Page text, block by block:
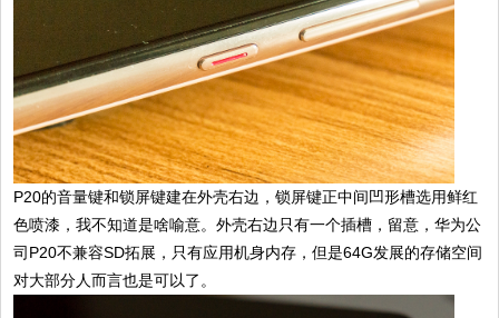
P20的音量键和锁屏键建在外壳右边，锁屏键正中间凹形槽选用鲜红
色喷漆，我不知道是啥喻意。外壳右边只有一个插槽，留意，华为公
司P20不兼容SD拓展，只有应用机身内存，但是64G发展的存储空间
对大部分人而言也是可以了。